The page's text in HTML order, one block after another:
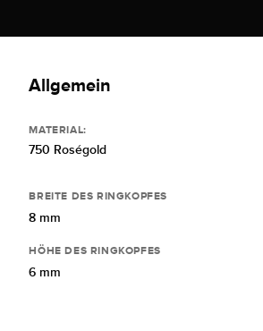
Allgemein
MATERIAL:
750 Roségold
BREITE DES RINGKOPFES
8 mm
HÖHE DES RINGKOPFES
6 mm